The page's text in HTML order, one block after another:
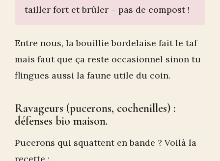
tailler fort et brûler – pas de compost !
Entre nous, la bouillie bordelaise fait le taf
mais faut que ça reste occasionnel sinon tu
flingues aussi la faune utile du coin.
Ravageurs (pucerons, cochenilles) :
défenses bio maison.
Pucerons qui squattent en bande ? Voilà la